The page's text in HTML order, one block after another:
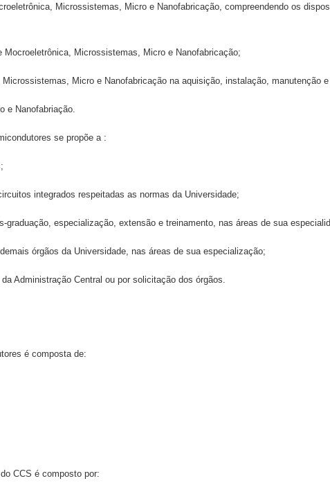
Microssistemas, Micro e Nanofabricação, compreendendo os
Microssistemas, Micro e Nanofabricação;
Micro e Nanofabricação na aquisição, instalação,
e Nanofabriação.
se propõe a :
integrados respeitadas as normas da Universidade;
graduação, especialização, extensão e treinamento, nas áreas de sua
órgãos da Universidade, nas áreas de sua especialização;
Administração Central ou por solicitação dos órgãos.
é composta de:
CCS é composto por: